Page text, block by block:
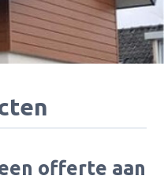
offerte aan